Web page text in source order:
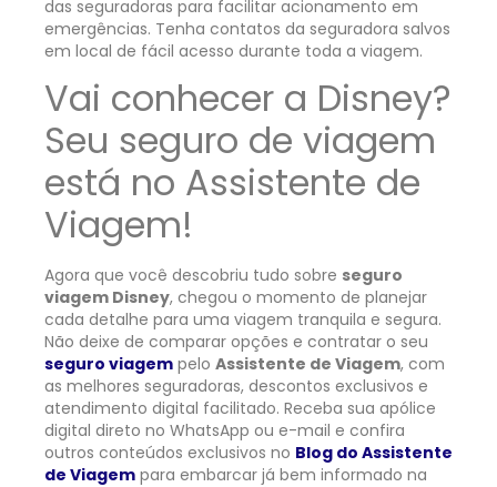
das seguradoras para facilitar acionamento em
emergências. Tenha contatos da seguradora salvos
em local de fácil acesso durante toda a viagem.
Vai conhecer a Disney?
Seu seguro de viagem
está no Assistente de
Viagem!
Agora que você descobriu tudo sobre seguro
viagem Disney, chegou o momento de planejar
cada detalhe para uma viagem tranquila e segura.
Não deixe de comparar opções e contratar o seu
seguro viagem pelo Assistente de Viagem, com
as melhores seguradoras, descontos exclusivos e
atendimento digital facilitado. Receba sua apólice
digital direto no WhatsApp ou e-mail e confira
outros conteúdos exclusivos no Blog do Assistente
de Viagem para embarcar já bem informado na